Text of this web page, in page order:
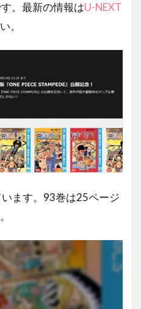
。最新の情報はU-NEXT
。
ます。93巻は25ページ